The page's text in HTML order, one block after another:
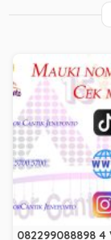
082299088898 4